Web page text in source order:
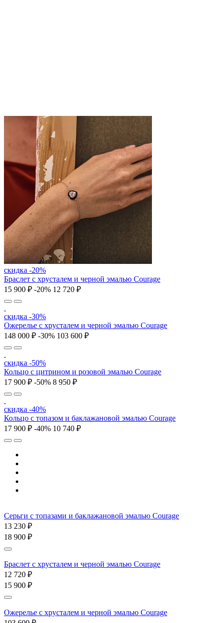
скидка -20%
Браслет с хрусталем и черной эмалью Courage
15 900 ₽ -20% 12 720 ₽
скидка -30%
Ожерелье с хрусталем и черной эмалью Courage
148 000 ₽ -30% 103 600 ₽
скидка -50%
Кольцо с цитрином и розовой эмалью Courage
17 900 ₽ -50% 8 950 ₽
скидка -40%
Кольцо с топазом и баклажановой эмалью Courage
17 900 ₽ -40% 10 740 ₽
Серьги с топазами и баклажановой эмалью Courage
13 230 ₽
18 900 ₽
Браслет с хрусталем и черной эмалью Courage
12 720 ₽
15 900 ₽
Ожерелье с хрусталем и черной эмалью Courage